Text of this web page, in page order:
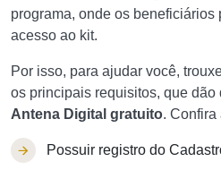
programa, onde os beneficiários
acesso ao kit.
Por isso, para ajudar você,
os principais requisitos, que dão
Antena Digital gratuito. Confira
Possuir registro do